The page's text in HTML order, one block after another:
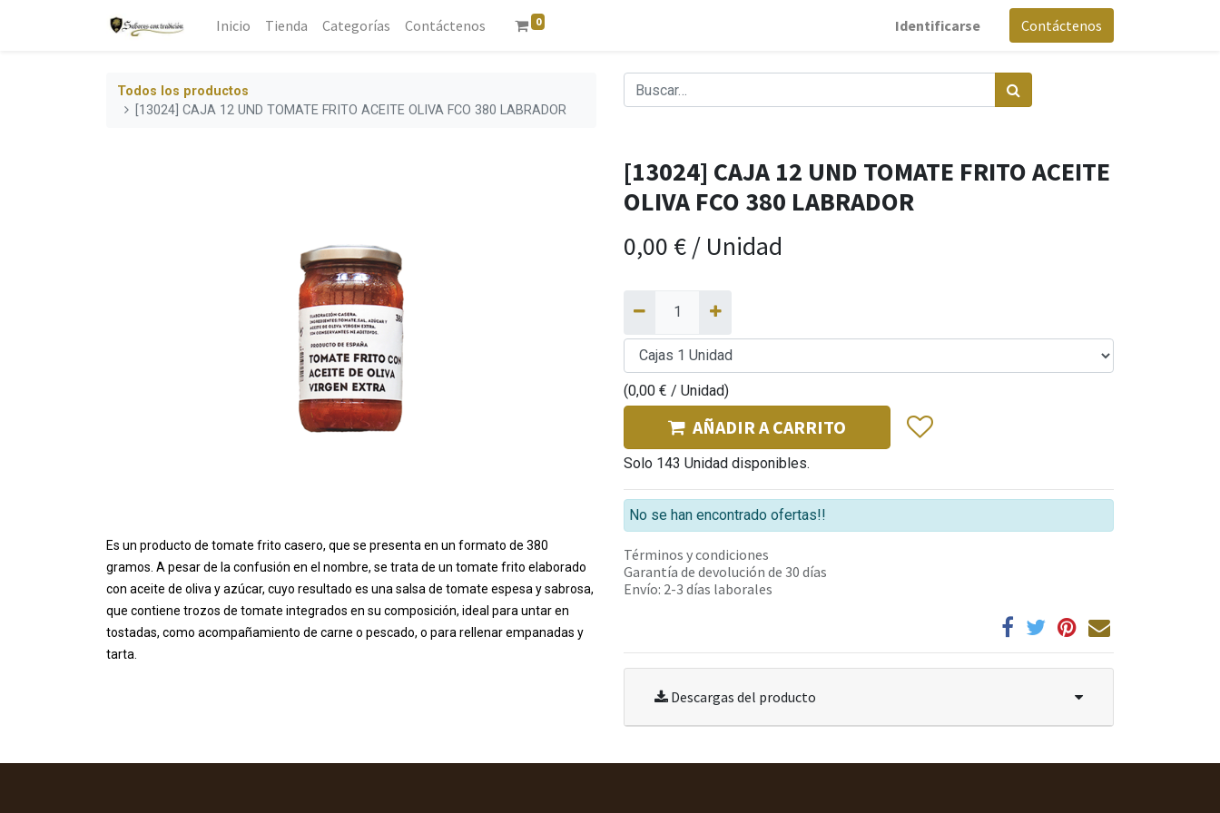
Inicio Tienda Categorías Contáctenos 0 Identificarse Contáctenos
Todos los productos
[13024] CAJA 12 UND TOMATE FRITO ACEITE OLIVA FCO 380 LABRADOR
Es un producto de tomate frito casero, que se presenta en un formato de 380
gramos . A pesar de la confusión en el nombre, se trata de un tomate frito elaborado
con aceite de oliva y azúcar, cuyo resultado es una salsa de tomate espesa y sabrosa,
que contiene trozos de tomate integrados en su composición, ideal para untar en
tostadas, como acompañamiento de carne o pescado, o para rellenar empanadas y
tarta.
[13024] CAJA 12 UND TOMATE FRITO ACEITE
OLIVA FCO 380 LABRADOR
0,00 €/ Unidad
(0,00 € / Unidad)
AÑADIR A CARRITO
Solo 143 Unidad disponibles.
No se han encontrado ofertas!!
Términos y condiciones
Garantía de devolución de 30 días
Envío: 2-3 días laborales
Descargas del producto